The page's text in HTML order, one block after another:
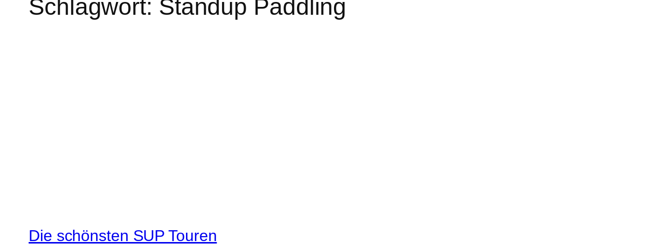
Schlagwort: Standup Paddling
Die schönsten SUP Touren